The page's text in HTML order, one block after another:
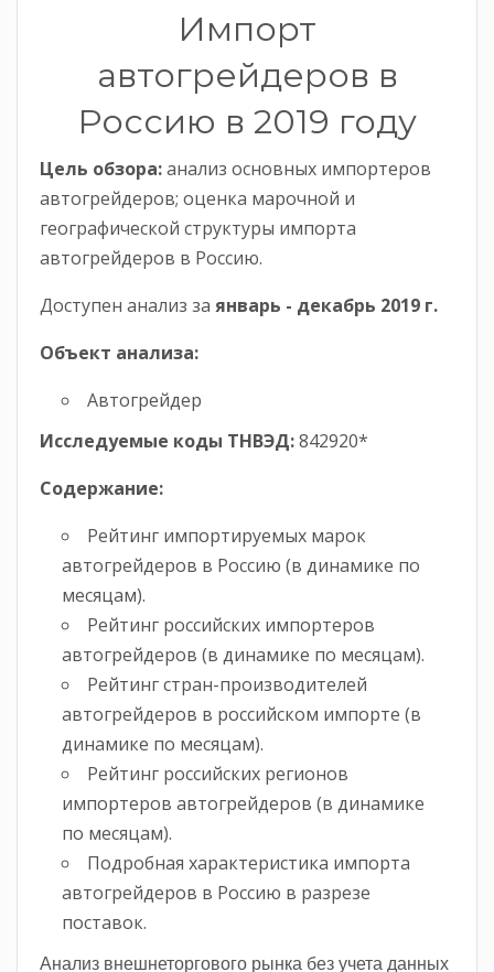
Импорт
автогрейдеров в
Россию в 2019 году
Цель обзора:анализ основных импортеров
автогрейдеров; оценка марочной и
географической структуры импорта
автогрейдеров в Россию.
Доступен анализ за январь - декабрь 2019 г.
Объект анализа:
Автогрейдер
Исследуемые коды ТНВЭД:842920*
Содержание:
Рейтинг импортируемых марок
автогрейдеров в Россию (в динамике по
месяцам).
Рейтинг российских импортеров
автогрейдеров (в динамике по месяцам).
Рейтинг стран-производителей
автогрейдеров в российском импорте (в
динамике по месяцам).
Рейтинг российских регионов
импортеров автогрейдеров (в динамике
по месяцам).
Подробная характеристика импорта
автогрейдеров в Россию в разрезе
поставок.
Анализ внешнеторгового рынка без учета данных